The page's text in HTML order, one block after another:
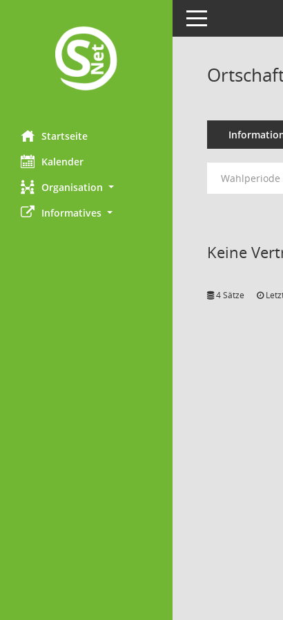
Startseite
Kalender
Organisation
Informatives
Toggle navigation
Wahlperiode
Keine
4 Sätze